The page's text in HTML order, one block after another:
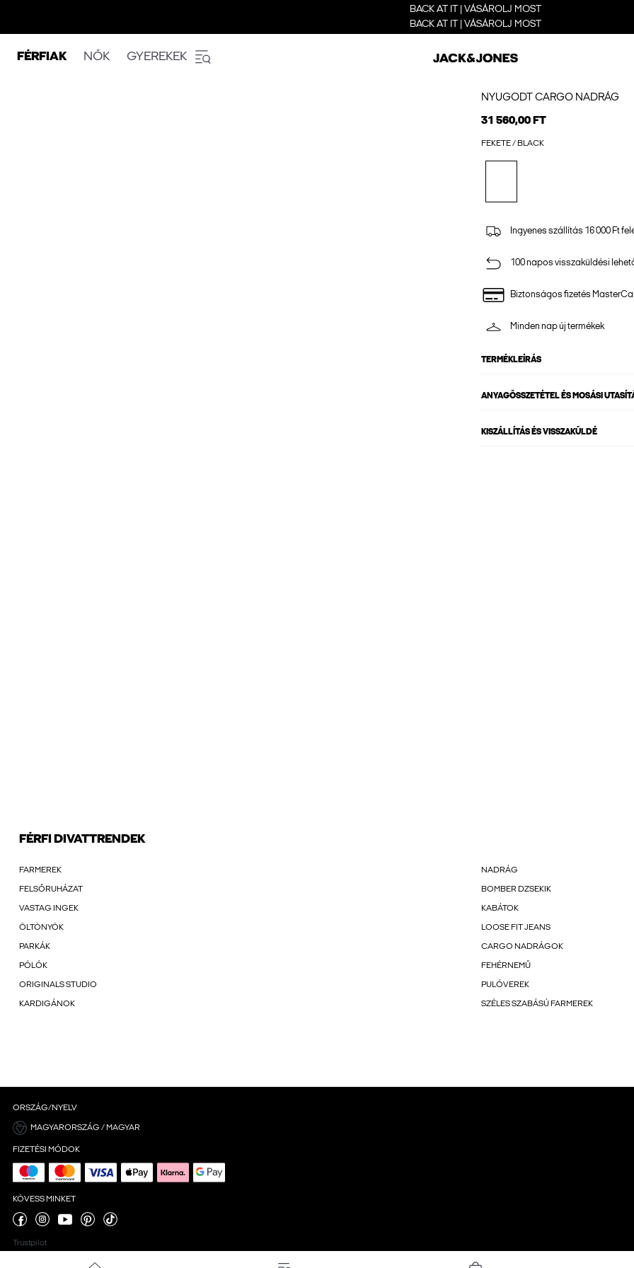
BACK AT IT | VÁSÁROLJ MOST
BACK AT IT | VÁSÁROLJ MOST
FÉRFIAK NŐK GYEREKEK
NYUGODT CARGO NADRÁG
31 560,00 FT
FEKETE / BLACK
Ingyenes szállítás 16 000 Ft
100 napos visszaküldési
Biztonságos fizetés
Minden nap új termékek
TERMÉKLEÍRÁS
ANYAGÖSSZETÉTEL ÉS MOSÁSI
KISZÁLLÍTÁS ÉS VISSZAKÜLDÉ
FÉRFI DIVATTRENDEK
FARMEREK NADRÁG
FELSŐRUHÁZAT BOMBER DZSEKIK
VASTAG INGEK KABÁTOK
ÖLTÖNYÖK LOOSE FIT JEANS
PARKÁK CARGO NADRÁGOK
PÓLÓK FEHÉRNEMŰ
ORIGINALS STUDIO PULÓVEREK
KARDIGÁNOK SZÉLES SZABÁSÚ FARMEREK
ORSZÁG/NYELV
MAGYARORSZÁG / MAGYAR
FIZETÉSI MÓDOK
KÖVESS MINKET
Trustpilot